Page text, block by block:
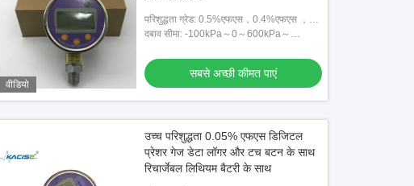
वीडियो
परिशुद्धता ग्रेड: 0.5%एफएस，0.4%एफएस ，
0.2%एफएस，0.1%एफएस，0.05%एफएस
दबाव सीमा: -100kPa～0～600kPa～
सबसे अच्छी कीमत पाएं
उच्च परिशुद्धता 0.05% एफएस डिजिटल
प्रेशर गेज डेटा लॉगर और टच बटन के साथ
रिचार्जेबल लिथियम बैटरी के साथ